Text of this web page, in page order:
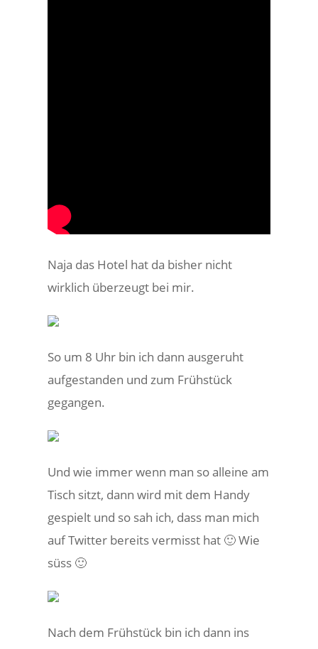
Naja das Hotel hat da bisher nicht
wirklich überzeugt bei mir.
So um 8 Uhr bin ich dann ausgeruht
aufgestanden und zum Frühstück
gegangen.
Und wie immer wenn man so alleine am
Tisch sitzt, dann wird mit dem Handy
gespielt und so sah ich, dass man mich
auf Twitter bereits vermisst hat 🙂 Wie
süss 🙂
Nach dem Frühstück bin ich dann ins